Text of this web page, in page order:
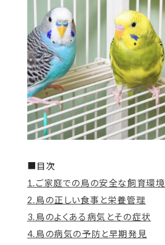
■目次
1.ご家庭での鳥の安全な飼育環境
2.鳥の正しい食事と栄養管理
3.鳥のよくある病気とその症状
4.鳥の病気の予防と早期発見